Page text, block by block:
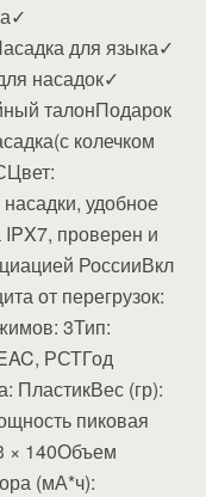
для языка✓
насадок✓
талонПодарок
колечком
удобное
проверен и
РоссииВкл
от перегрузок:
3Тип:
РСТГод
ПластикВес (гр):
пиковая
× 140Объем
(мА*ч):